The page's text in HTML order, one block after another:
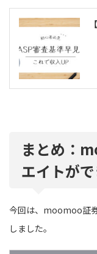
まとめ：
エイトが
今回は、moomoo証
しました。